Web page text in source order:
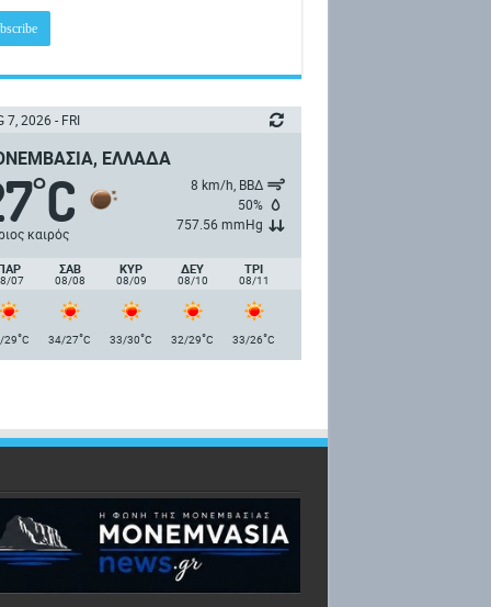
7, 2026 - FRI
ΕΛΛΆΔΑ
°C
καιρός
8 km/h, ΒΒΔ
50%
757.56 mmHg
07
ΣΑΒ
08/08
ΚΥΡ
08/09
ΔΕΥ
08/10
ΤΡΙ
08/11
29°C 34/27°C 33/30°C 32/29°C 33/26°C